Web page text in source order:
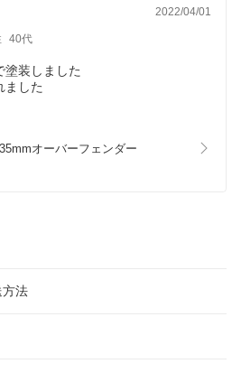
2022/04/01
40代
塗装しました
ました
オーバーフェンダー
方法